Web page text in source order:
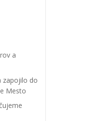
a
zapojilo do
Mesto